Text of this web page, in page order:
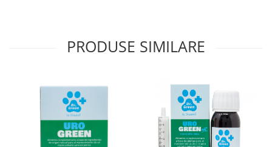
PRODUSE SIMILARE